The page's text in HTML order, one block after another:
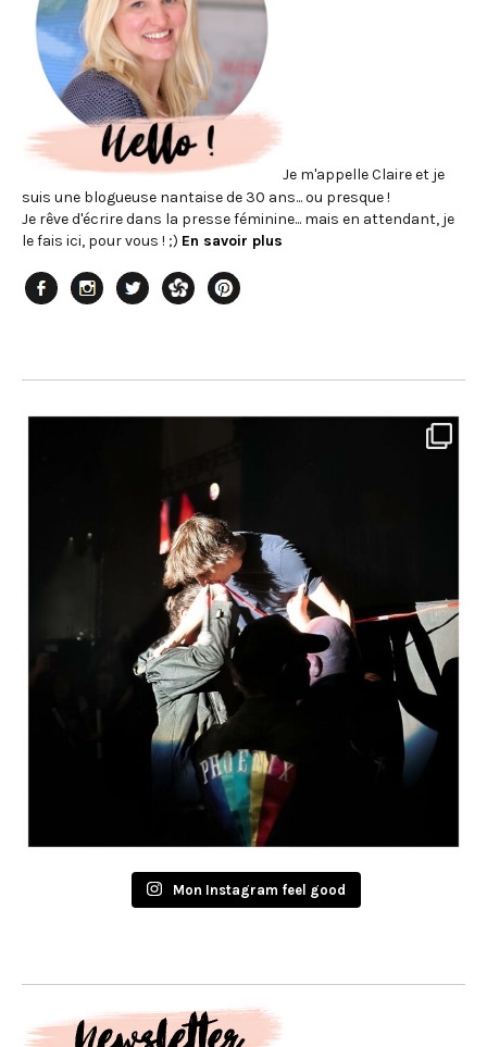
Je m'appelle Claire et je
suis une blogueuse nantaise de 30 ans... ou presque !
Je rêve d'écrire dans la presse féminine... mais en attendant, je
le fais ici, pour vous ! ;) En savoir plus
Mon Instagram feel good